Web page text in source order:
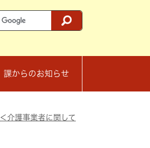
課からのお知らせ
＜介護事業者に関して